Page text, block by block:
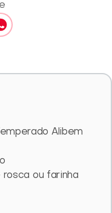
Alibem
ou farinha